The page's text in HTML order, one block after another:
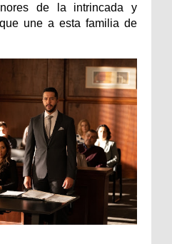
de la intrincada y
une a esta familia de